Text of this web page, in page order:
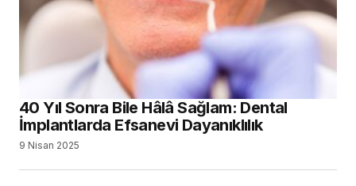
40 Yıl Sonra Bile Hâlâ Sağlam: Dental
İmplantlarda Efsanevi Dayanıklılık
9 Nisan 2025